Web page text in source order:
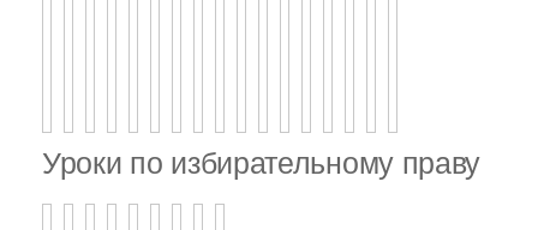
Уроки по избирательному праву